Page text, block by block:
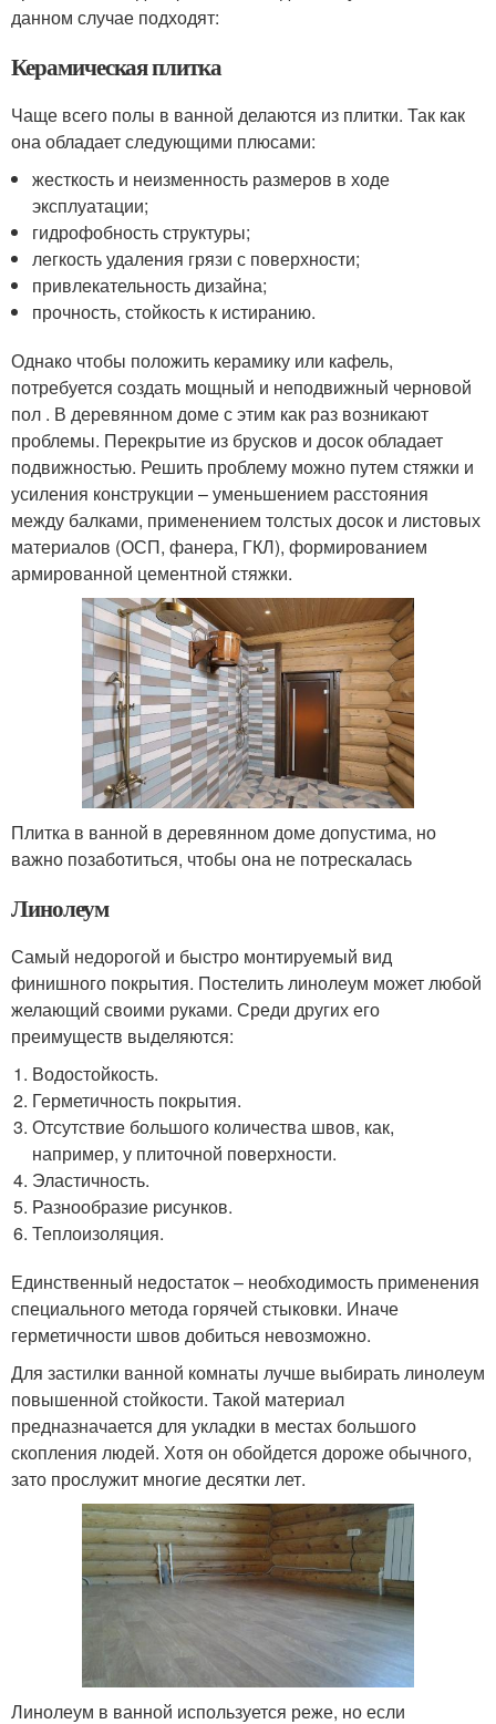
данном случае подходят:
Керамическая плитка
Чаще всего полы в ванной делаются из плитки. Так как
она обладает следующими плюсами:
жесткость и неизменность размеров в ходе
эксплуатации;
гидрофобность структуры;
легкость удаления грязи с поверхности;
привлекательность дизайна;
прочность, стойкость к истиранию.
Однако чтобы положить керамику или кафель,
потребуется создать мощный и неподвижный черновой
пол . В деревянном доме с этим как раз возникают
проблемы. Перекрытие из брусков и досок обладает
подвижностью. Решить проблему можно путем стяжки и
усиления конструкции – уменьшением расстояния
между балками, применением толстых досок и листовых
материалов (ОСП, фанера, ГКЛ), формированием
армированной цементной стяжки.
Плитка в ванной в деревянном доме допустима, но
важно позаботиться, чтобы она не потрескалась
Линолеум
Самый недорогой и быстро монтируемый вид
финишного покрытия. Постелить линолеум может любой
желающий своими руками. Среди других его
преимуществ выделяются:
Водостойкость.
Герметичность покрытия.
Отсутствие большого количества швов, как,
например, у плиточной поверхности.
Эластичность.
Разнообразие рисунков.
Теплоизоляция.
Единственный недостаток – необходимость применения
специального метода горячей стыковки. Иначе
герметичности швов добиться невозможно.
Для застилки ванной комнаты лучше выбирать линолеум
повышенной стойкости. Такой материал
предназначается для укладки в местах большого
скопления людей. Хотя он обойдется дороже обычного,
зато прослужит многие десятки лет.
Линолеум в ванной используется реже, но если